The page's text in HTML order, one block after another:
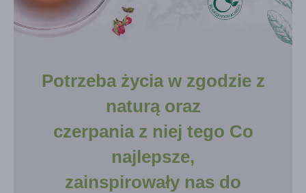
Potrzeba życia w zgodzie z
naturą oraz
czerpania z niej tego Co
najlepsze,
zainspirowały nas do